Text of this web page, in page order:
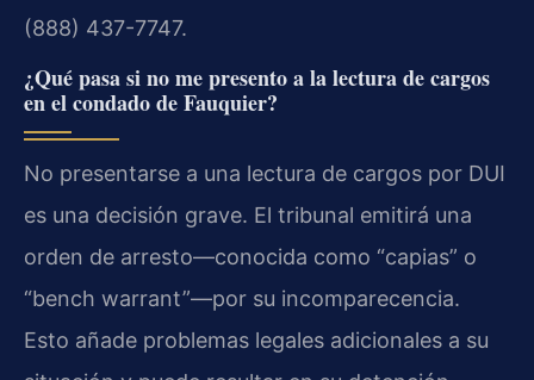
(888) 437-7747.
¿Qué pasa si no me presento a la lectura de cargos
en el condado de Fauquier?
No presentarse a una lectura de cargos por DUI
es una decisión grave. El tribunal emitirá una
orden de arresto—conocida como “capias” o
“bench warrant”—por su incomparecencia.
Esto añade problemas legales adicionales a su